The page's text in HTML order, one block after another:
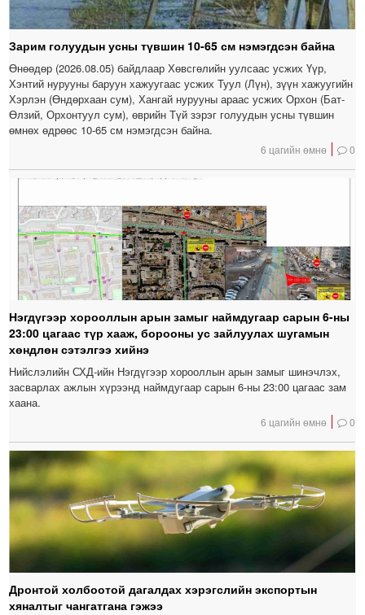
Зарим голуудын усны түвшин 10-65 см нэмэгдсэн байна
Өнөөдөр (2026.08.05) байдлаар Хөвсгөлийн уулсаас усжих Үүр,
Хэнтий нурууны баруун хажуугаас усжих Туул (Лүн), зүүн хажуугийн
Хэрлэн (Өндөрхаан сум), Хангай нурууны араас усжих Орхон (Бат-
Өлзий, Орхонтуул сум), өврийн Түй зэрэг голуудын усны түвшин
өмнөх өдрөөс 10-65 см нэмэгдсэн байна.
6 цагийн өмнө 0
Нэгдүгээр хорооллын арын замыг наймдугаар сарын 6-ны
23:00 цагаас түр хааж, борооны ус зайлуулах шугамын
хөндлөн сэтэлгээ хийнэ
Нийслэлийн СХД-ийн Нэгдүгээр хорооллын арын замыг шинэчлэх,
засварлах ажлын хүрээнд наймдугаар сарын 6-ны 23:00 цагаас зам
хаана.
6 цагийн өмнө 0
Дронтой холбоотой дагалдах хэрэгслийн экспортын
хяналтыг чангатгана гэжээ